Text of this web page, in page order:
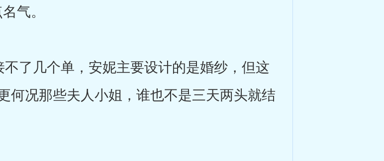
气。
了几个单，安妮主要设计的是婚纱，但这
何况那些夫人小姐，谁也不是三天两头就结